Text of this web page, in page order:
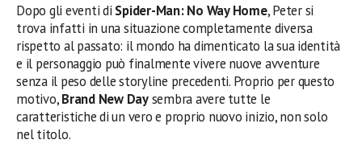
Dopo gli eventi di Spider-Man: No Way Home, Peter si
trova infatti in una situazione completamente diversa
rispetto al passato: il mondo ha dimenticato la sua identità
e il personaggio può finalmente vivere nuove avventure
senza il peso delle storyline precedenti. Proprio per questo
motivo,Brand New Daysembra avere tutte le
caratteristiche di un vero e proprio nuovo inizio, non solo
nel titolo.